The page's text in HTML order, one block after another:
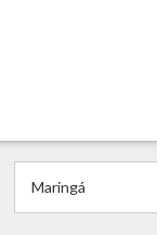
Maringá